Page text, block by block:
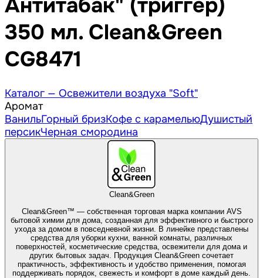
Антитабак" (триггер)
350 мл. Clean&Green
CG8471
Каталог — Освежители воздуха "Soft"
Аромат
ВанильГорный бризКофе с карамельюДушистый
персикЧерная смородина
Clean&Green
Clean&Green™ — собственная торговая марка компании AVS
бытовой химии для дома, созданная для эффективного и быстрого
ухода за домом в повседневной жизни. В линейке представлены
средства для уборки кухни, ванной комнаты, различных
поверхностей, косметические средства, освежители для дома и
других бытовых задач. Продукция Clean&Green сочетает
практичность, эффективность и удобство применения, помогая
поддерживать порядок, свежесть и комфорт в доме каждый день.